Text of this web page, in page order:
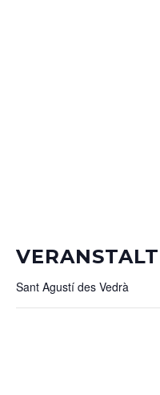
Sant Agustí des Vedrà